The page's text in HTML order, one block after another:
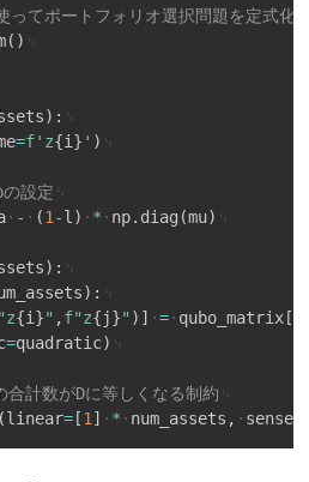
てポートフォリオ選択問題を定式化
( )
) :
=f'z{i} ' )
設定
- (1-l) * np. diag (mu)
) :
) :
{i}" ,f"z{j}" ) ] = qubo_matrix [
=quadratic)
計数がDに等しくなる制約
(linear= [1] * num_assets , sense